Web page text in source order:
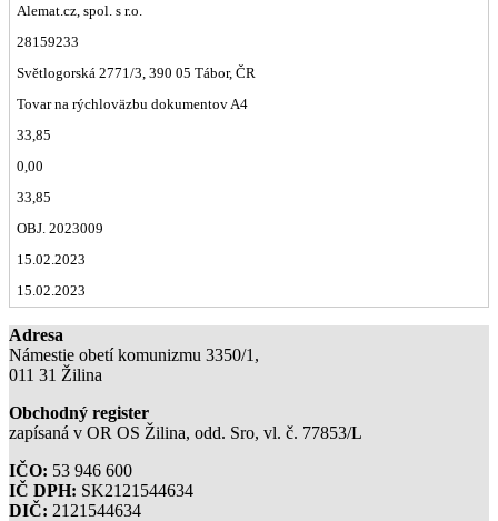
Alemat.cz, spol. s r.o.
28159233
Světlogorská 2771/3, 390 05 Tábor, ČR
Tovar na rýchloväzbu dokumentov A4
33,85
0,00
33,85
OBJ. 2023009
15.02.2023
15.02.2023
Adresa
Námestie obetí komunizmu 3350/1,
011 31 Žilina
Obchodný register
zapísaná v OR OS Žilina, odd. Sro, vl. č. 77853/L
IČO: 53 946 600
IČ DPH: SK2121544634
DIČ: 2121544634